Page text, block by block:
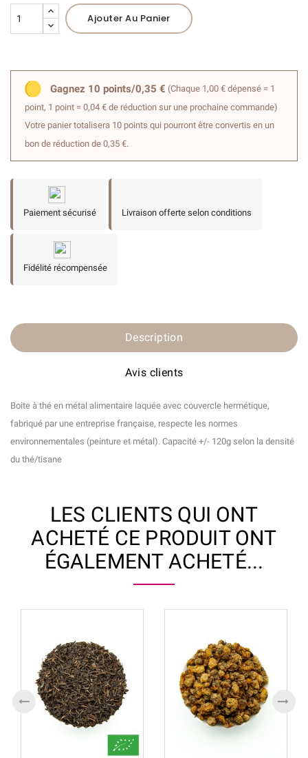
Ajouter Au Panier
Gagnez 10 points/0,35 € (Chaque 1,00 € dépensé = 1
point, 1 point = 0,04 € de réduction sur une prochaine commande)
Votre panier totalisera 10 points qui pourront être convertis en un
bon de réduction de 0,35 €.
Paiement sécurisé Livraison offerte selon conditions
Fidélité récompensée
Description
Avis clients
Boite à thé en métal alimentaire laquée avec couvercle hermétique,
fabriqué par une entreprise française, respecte les normes
environnementales (peinture et métal). Capacité +/- 120g selon la densité
du thé/tisane
LES CLIENTS QUI ONT
ACHETÉ CE PRODUIT ONT
ÉGALEMENT ACHETÉ...